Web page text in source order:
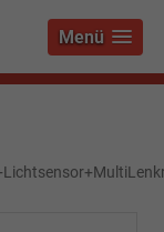
Menü